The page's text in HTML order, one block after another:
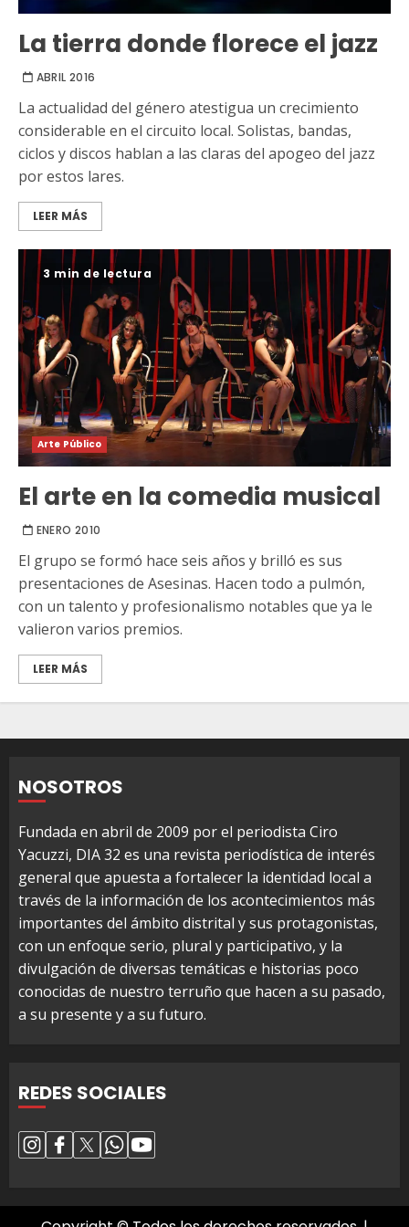
La tierra donde florece el jazz
ABRIL 2016
La actualidad del género atestigua un crecimiento
considerable en el circuito local. Solistas, bandas,
ciclos y discos hablan a las claras del apogeo del jazz
por estos lares.
LEER MÁS
3 min de lectura
Arte Público
El arte en la comedia musical
ENERO 2010
El grupo se formó hace seis años y brilló es sus
presentaciones de Asesinas. Hacen todo a pulmón,
con un talento y profesionalismo notables que ya le
valieron varios premios.
LEER MÁS
NOSOTROS
Fundada en abril de 2009 por el periodista Ciro
Yacuzzi, DIA 32 es una revista periodística de interés
general que apuesta a fortalecer la identidad local a
través de la información de los acontecimientos más
importantes del ámbito distrital y sus protagonistas,
con un enfoque serio, plural y participativo, y la
divulgación de diversas temáticas e historias poco
conocidas de nuestro terruño que hacen a su pasado,
a su presente y a su futuro.
REDES SOCIALES